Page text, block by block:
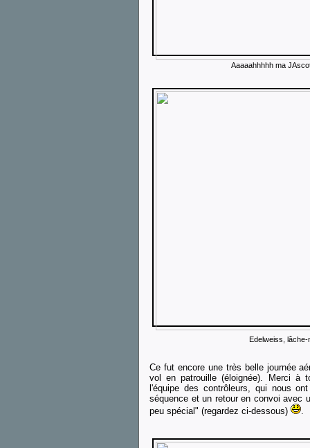
Aaaaahhhhh ma
Edelweiss,
Ce fut encore une très belle journée
vol en patrouille (éloignée). Merci à
l'équipe des contrôleurs, qui nous
séquence et un retour en convoi avec
peu spécial" (regardez ci-dessous)